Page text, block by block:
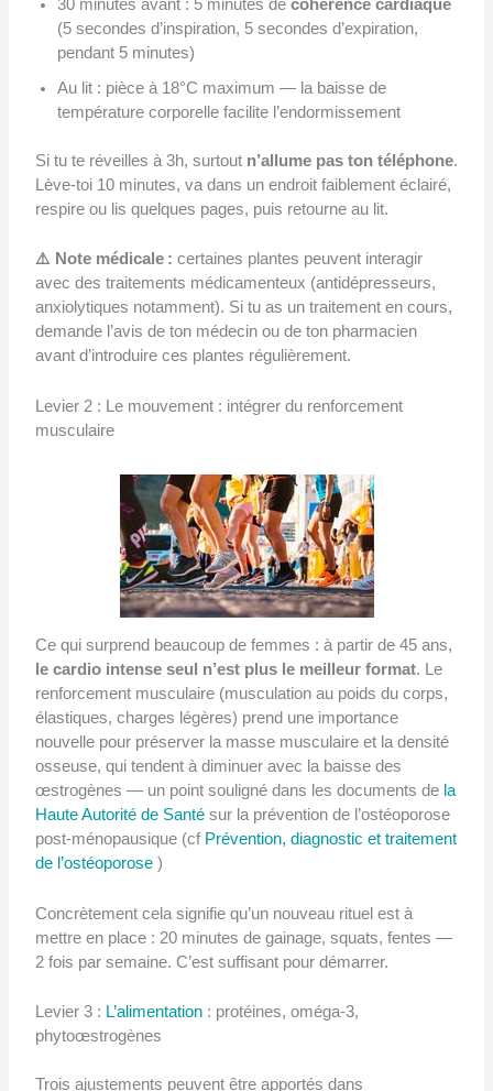
30 minutes avant : 5 minutes de cohérence cardiaque
(5 secondes d’inspiration, 5 secondes d’expiration,
pendant 5 minutes)
Au lit : pièce à 18°C maximum — la baisse de
température corporelle facilite l’endormissement
Si tu te réveilles à 3h, surtout n’allume pas ton téléphone.
Lève-toi 10 minutes, va dans un endroit faiblement éclairé,
respire ou lis quelques pages, puis retourne au lit.
⚠️ Note médicale : certaines plantes peuvent interagir
avec des traitements médicamenteux (antidépresseurs,
anxiolytiques notamment). Si tu as un traitement en cours,
demande l’avis de ton médecin ou de ton pharmacien
avant d’introduire ces plantes régulièrement.
Levier 2 : Le mouvement : intégrer du renforcement
musculaire
Ce qui surprend beaucoup de femmes : à partir de 45 ans,
le cardio intense seul n’est plus le meilleur format. Le
renforcement musculaire (musculation au poids du corps,
élastiques, charges légères) prend une importance
nouvelle pour préserver la masse musculaire et la densité
osseuse, qui tendent à diminuer avec la baisse des
œstrogènes — un point souligné dans les documents de la
Haute Autorité de Santésur la prévention de l’ostéoporose
post-ménopausique (cf Prévention, diagnostic et traitement
de l’ostéoporose)
Concrètement cela signifie qu’un nouveau rituel est à
mettre en place : 20 minutes de gainage, squats, fentes —
2 fois par semaine. C’est suffisant pour démarrer.
Levier 3 : L’alimentation: protéines, oméga-3,
phytoœstrogènes
Trois ajustements peuvent être apportés dans